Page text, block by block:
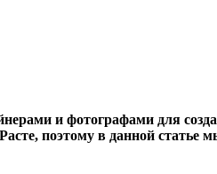
и фотографами для
поэтому в данной статье